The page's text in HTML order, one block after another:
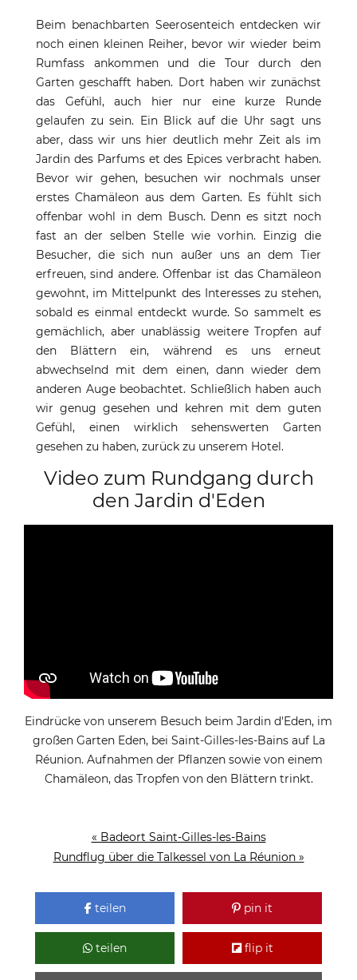
Beim benachbarten Seerosenteich entdecken wir
noch einen kleinen Reiher, bevor wir wieder beim
Rumfass ankommen und die Tour durch den
Garten geschafft haben. Dort haben wir zunächst
das Gefühl, auch hier nur eine kurze Runde
gelaufen zu sein. Ein Blick auf die Uhr sagt uns
aber, dass wir uns hier deutlich mehr Zeit als im
Jardin des Parfums et des Epices verbracht haben.
Bevor wir gehen, besuchen wir nochmals unser
erstes Chamäleon aus dem Garten. Es fühlt sich
offenbar wohl in dem Busch. Denn es sitzt noch
fast an der selben Stelle wie vorhin. Einzig die
Besucher, die sich nun außer uns an dem Tier
erfreuen, sind andere. Offenbar ist das Chamäleon
gewohnt, im Mittelpunkt des Interesses zu stehen,
sobald es einmal entdeckt wurde. So sammelt es
gemächlich, aber unablässig weitere Tropfen auf
den Blättern ein, während es uns erneut
abwechselnd mit dem einen, dann wieder dem
anderen Auge beobachtet. Schließlich haben auch
wir genug gesehen und kehren mit dem guten
Gefühl, einen wirklich sehenswerten Garten
gesehen zu haben, zurück zu unserem Hotel.
Video zum Rundgang durch
den Jardin d'Eden
Eindrücke von unserem Besuch beim Jardin d'Eden, im
großen Garten Eden, bei Saint-Gilles-les-Bains auf La
Réunion. Aufnahmen der Pflanzen sowie von einem
Chamäleon, das Tropfen von den Blättern trinkt.
« Badeort Saint-Gilles-les-Bains
Rundflug über die Talkessel von La Réunion »
teilen pin it
teilen flip it